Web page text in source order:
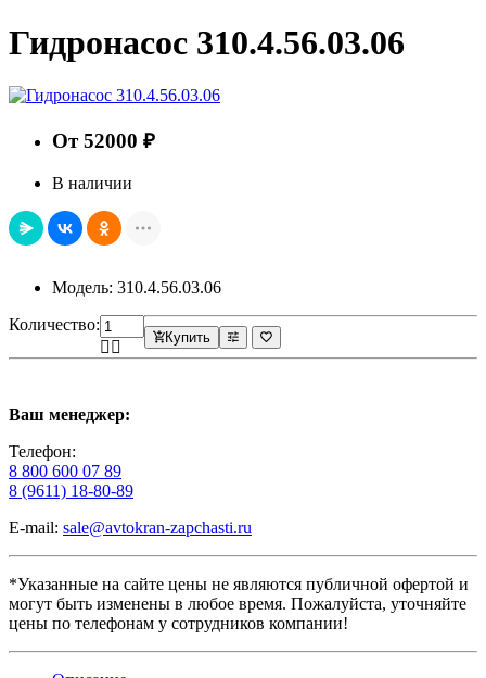
Гидронасос 310.4.56.03.06
От 52000 ₽
В наличии
Модель: 310.4.56.03.06
Количество:
Купить
Ваш менеджер:
Телефон:
8 800 600 07 89
8 (9611) 18-80-89
E-mail: sale@avtokran-zapchasti.ru
*Указанные на сайте цены не являются публичной офертой и
могут быть изменены в любое время. Пожалуйста, уточняйте
цены по телефонам у сотрудников компании!